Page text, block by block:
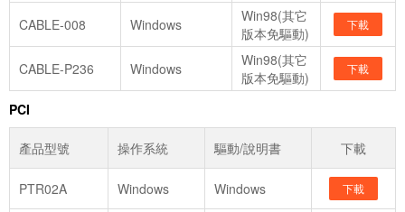
CABLE-008 Windows
Win98(其它
版本免驅動)
下載
CABLE-P236 Windows
Win98(其它
版本免驅動)
下載
PCI
產品型號 操作系統 驅動/說明書 下載
PTR02A Windows Windows 下載